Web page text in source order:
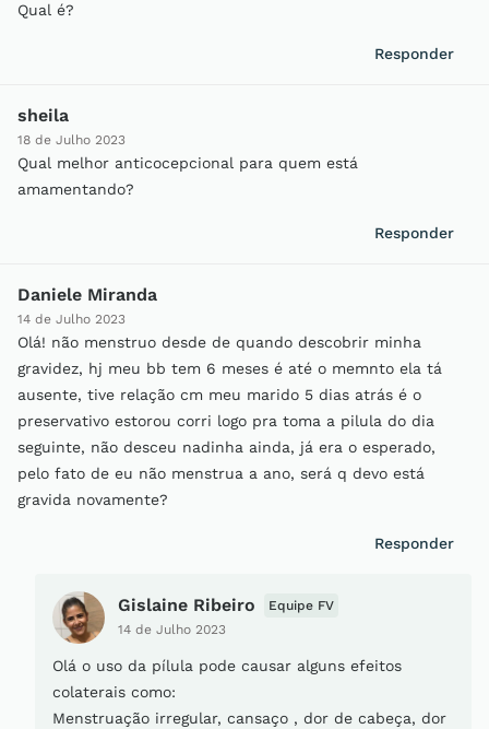
Qual é?
Responder
sheila
18 de Julho 2023
Qual melhor anticocepcional para quem está
amamentando?
Responder
Daniele Miranda
14 de Julho 2023
Olá! não menstruo desde de quando descobrir minha
gravidez, hj meu bb tem 6 meses é até o memnto ela tá
ausente, tive relação cm meu marido 5 dias atrás é o
preservativo estorou corri logo pra toma a pilula do dia
seguinte, não desceu nadinha ainda, já era o esperado,
pelo fato de eu não menstrua a ano, será q devo está
gravida novamente?
Responder
Gislaine Ribeiro
14 de Julho 2023
Equipe FV
Olá o uso da pílula pode causar alguns efeitos
colaterais como:
Menstruação irregular, cansaço , dor de cabeça, dor